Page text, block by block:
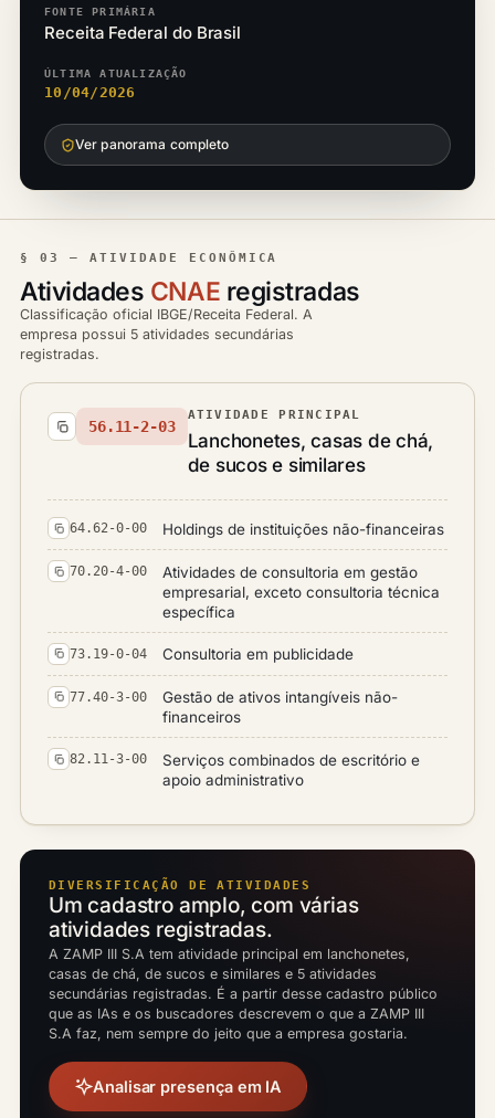
FONTE PRIMÁRIA
Receita Federal do Brasil
ÚLTIMA ATUALIZAÇÃO
10/04/2026
Ver panorama completo
§ 03 — ATIVIDADE ECONÔMICA
Atividades CNAE registradas
Classificação oficial IBGE/Receita Federal. A
empresa possui 5 atividades secundárias
registradas.
56.11-2-03
ATIVIDADE PRINCIPAL
Lanchonetes, casas de chá,
de sucos e similares
64.62-0-00 Holdings de instituições não-financeiras
70.20-4-00
Atividades de consultoria em gestão
empresarial, exceto consultoria técnica
específica
73.19-0-04 Consultoria em publicidade
77.40-3-00
Gestão de ativos intangíveis não-
financeiros
82.11-3-00
Serviços combinados de escritório e
apoio administrativo
DIVERSIFICAÇÃO DE ATIVIDADES
Um cadastro amplo, com várias
atividades registradas.
A ZAMP III S.A tem atividade principal em lanchonetes,
casas de chá, de sucos e similares e 5 atividades
secundárias registradas. É a partir desse cadastro público
que as IAs e os buscadores descrevem o que a ZAMP III
S.A faz, nem sempre do jeito que a empresa gostaria.
Analisar presença em IA